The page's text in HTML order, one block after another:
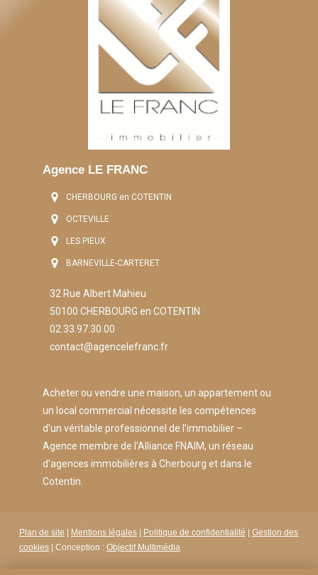
Agence LE FRANC
CHERBOURG en COTENTIN
OCTEVILLE
LES PIEUX
BARNEVILLE-CARTERET
32 Rue Albert Mahieu
50100 CHERBOURG en COTENTIN
02.33.97.30.00
contact@agencelefranc.fr
Acheter ou vendre une maison, un appartement ou
un local commercial nécessite les compétences
d’un véritable professionnel de l’immobilier –
Agence membre de l’Alliance FNAIM, un réseau
d’agences immobilières à Cherbourg et dans le
Cotentin.
Plan de site Mentions légales| Politique de confidentialité
Gestion des
cookies| Conception : Objectif Multimédia